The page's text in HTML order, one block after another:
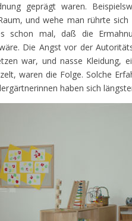
geprägt waren.
und wehe man rührte
schon mal, daß die
Die Angst vor der
war, und nasse Kleidung,
waren die Folge. Solche
haben sich